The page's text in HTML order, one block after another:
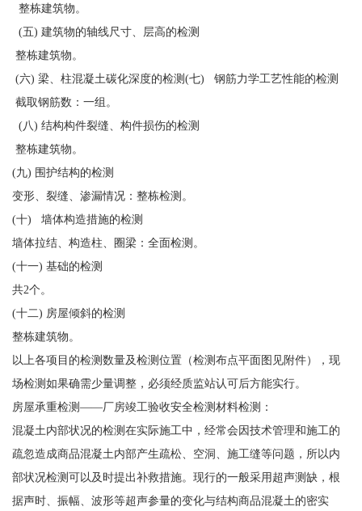
整栋建筑物。
(五) 建筑物的轴线尺寸、层高的检测
整栋建筑物。
(六) 梁、柱混凝土碳化深度的检测(七) 钢筋力学工艺性能的检测
截取钢筋数：一组。
(八) 结构构件裂缝、构件损伤的检测
整栋建筑物。
(九) 围护结构的检测
变形、裂缝、渗漏情况：整栋检测。
(十) 墙体构造措施的检测
墙体拉结、构造柱、圈梁：全面检测。
(十一) 基础的检测
共2个。
(十二) 房屋倾斜的检测
整栋建筑物。
以上各项目的检测数量及检测位置（检测布点平面图见附件），现
场检测如果确需少量调整，必须经质监站认可后方能实行。
房屋承重检测——厂房竣工验收安全检测材料检测：
混凝土内部状况的检测在实际施工中，经常会因技术管理和施工的
疏忽造成商品混凝土内部产生疏松、空洞、施工缝等问题，所以内
部状况检测可以及时提出补救措施。现行的一般采用超声测缺，根
据声时、振幅、波形等超声参量的变化与结构商品混凝土的密实